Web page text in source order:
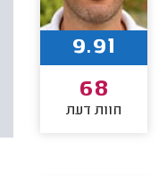
9.91
68
חוות דעת